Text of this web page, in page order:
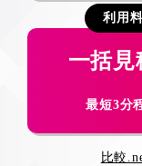
利用
一括
最短3分
比較